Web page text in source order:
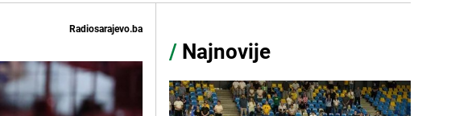
Radiosarajevo.ba
/ Najnovije